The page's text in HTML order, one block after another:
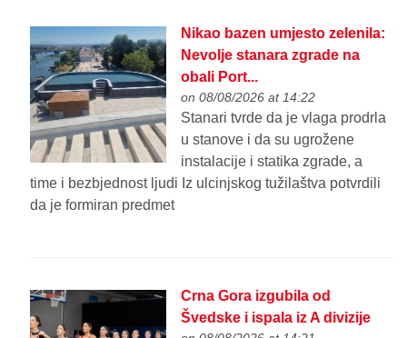
Nikao bazen umjesto zelenila:
Nevolje stanara zgrade na
obali Port...
on 08/08/2026 at 14:22
Stanari tvrde da je vlaga prodrla
u stanove i da su ugrožene
instalacije i statika zgrade, a
time i bezbjednost ljudi Iz ulcinjskog tužilaštva potvrdili
da je formiran predmet
Crna Gora izgubila od
Švedske i ispala iz A divizije